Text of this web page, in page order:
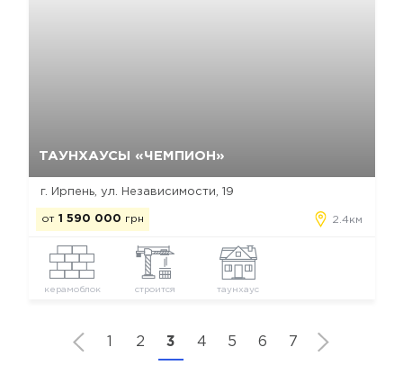
ТАУНХАУСЫ «ЧЕМПИОН»
г. Ирпень, ул. Независимости, 19
от 1 590 000 грн 2.4км
керамоблок строится таунхаус
1 2 3 4 5 6 7